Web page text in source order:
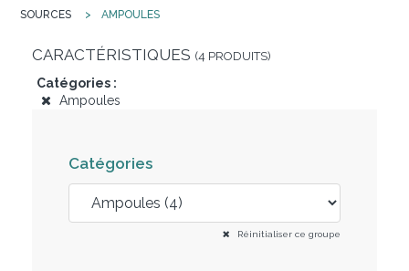
SOURCES > AMPOULES
CARACTÉRISTIQUES (4 PRODUITS)
Catégories :
Ampoules
Catégories
Réinitialiser ce groupe